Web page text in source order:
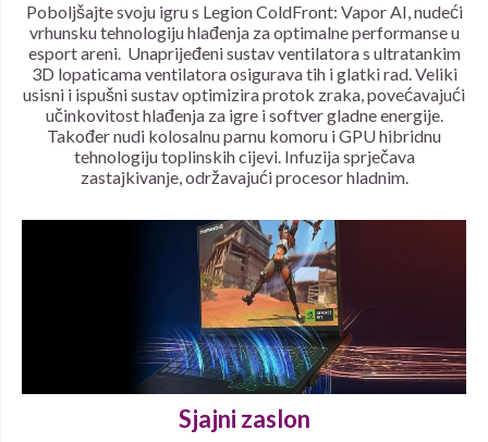
Poboljšajte svoju igru s Legion ColdFront: Vapor AI, nudeći
vrhunsku tehnologiju hlađenja za optimalne performanse u
esport areni. Unaprijeđeni sustav ventilatora s ultratankim
3D lopaticama ventilatora osigurava tih i glatki rad. Veliki
usisni i ispušni sustav optimizira protok zraka, povećavajući
učinkovitost hlađenja za igre i softver gladne energije.
Također nudi kolosalnu parnu komoru i GPU hibridnu
tehnologiju toplinskih cijevi. Infuzija sprječava
zastajkivanje, održavajući procesor hladnim.
Sjajni zaslon